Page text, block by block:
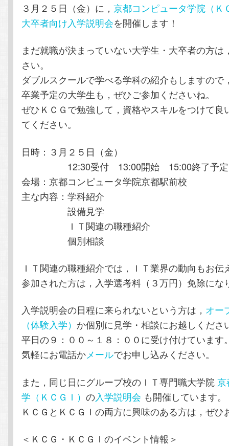
ン
ツ
へ
移
動
ツ
へ
移
動
３月２５日（金）に，京都コンピュータ学院（Ｋ
大卒者向け入学説明会を開催します！
まだ就職が決まっていない大学生・大卒者の方は
さい。
ダブルスクールで学べる学科の紹介もしますので
卒業予定の大学生も，ぜひご参加くださいね。
ぜひＫＣＧで勉強して，資格やスキルをつけて良
てください。
日時：３月２５日（金）
12:30受付 13:00開始 15:00終了予定
会場：京都コンピュータ学院京都駅前校
主な内容：学科紹介
設備見学
ＩＴ関連の職種紹介
個別相談
ＩＴ関連の職種紹介では，ＩＴ業界の動向もお伝
参加された方は，入学選考料（３万円）免除にな
入学説明会の日程に来られないという方は， オー
（体験入学） か個別に見学・相談にお越しくださ
平日の９：００～１８：００に受け付けています
気軽にお電話かメールでお申し込みください。
また，同じ日にグループ校のＩＴ専門職大学院京
学（ＫＣＧＩ）の入学説明会 も開催しています。
ＫＣＧとＫＣＧＩの両方に興味のある方は，ぜひ
＜ＫＣＧ・ＫＣＧＩのイベント情報＞